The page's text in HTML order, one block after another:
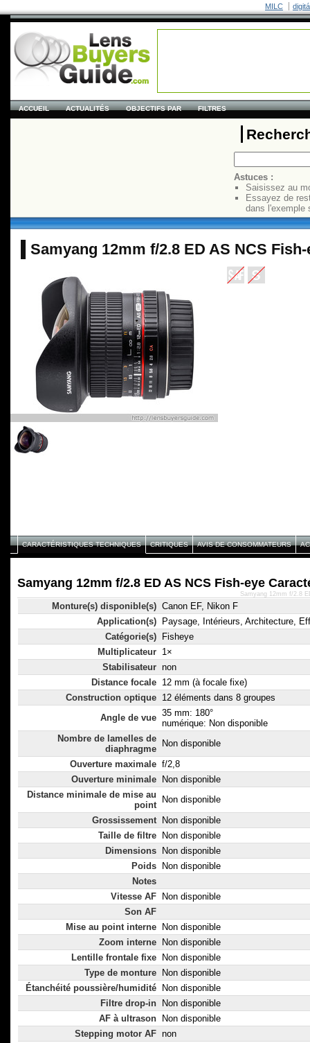
MILC
ACCUEIL ACTUALITÉS OBJECTIFS PAR FILTRES
Astuces :
Saisissez au
Essayez de
dans
Samyang 12mm f/2.8 ED AS NCS Fish-
CARACTÉRISTIQUES TECHNIQUES CRITIQUES AVIS DE CONSOMMATEURS
Samyang 12mm f/2.8 ED AS NCS Fish-eye
Monture(s) disponible(s) Canon EF, Nikon F
Application(s)
Paysage, Intérieurs, Architecture,
Catégorie(s)
Fisheye
Multiplicateur 1×
Stabilisateur non
Distance focale 12 mm (à focale fixe)
Construction optique 12 éléments dans 8 groupes
Angle de vue 35 mm: 180°
numérique: Non disponible
Nombre de lamelles de
diaphragme
Non disponible
Ouverture maximale f/2,8
Ouverture minimale
Non disponible
Distance minimale de mise au
point
Non disponible
Grossissement
Non disponible
Taille de filtre
Non disponible
Dimensions
Non disponible
Poids
Non disponible
Notes
Vitesse AF
Non disponible
Son AF
Mise au point interne
Non disponible
Zoom interne
Non disponible
Lentille frontale fixe
Non disponible
Type de monture
Non disponible
Étanchéité poussière/humidité
Non disponible
Filtre drop-in
Non disponible
AF à ultrason
Non disponible
Stepping motor AF non
Samyang 12mm f/2.8